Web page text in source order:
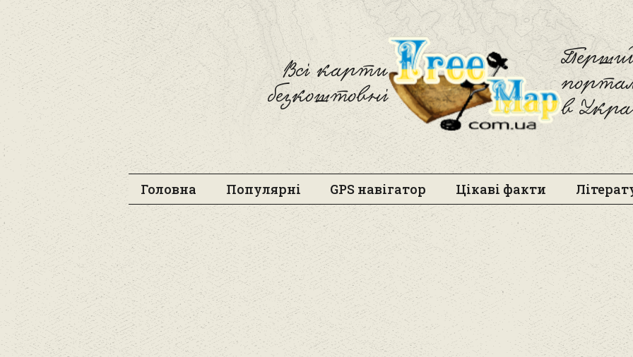
Всі карти
безкоштовні
Freemap
в
Головна Популярні GPS навігатор Цікаві факти